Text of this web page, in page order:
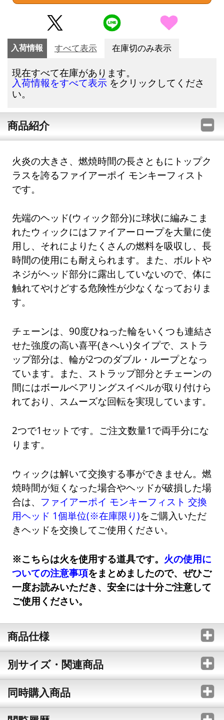
入荷情報 すべて表示 在庫切のみ表示
現在すべて在庫があります。
入荷情報をすべて表示 をクリックしてくださ
い。
商品紹介
火炎の大きさ、燃焼時間の長さともにトップク
ラスを誇るファイアーポイ モンキーフィスト
です。
先端のヘッド(ウィック部分)に球状に編みこま
れたウィックにはファイアーロープを大量に使
用し、それによりたくさんの燃料を吸収し、長
時間の使用にも耐えられます。また、ボルトや
ネジがヘッド部分に露出していないので、体に
触れてやけどする危険性が少なくなっておりま
す。
チェーンは、90度ひねった輪をいくつも連結さ
せた強度の高い喜平(きへい)タイプで、ストラ
ップ部分は、輪が2つのダブル・ループとなっ
ています。また、ストラップ部分とチェーンの
間にはボールベアリングスイベルが取り付けら
れており、スムーズな回転を実現しています。
2つで1セットです。ご注文数量1で両手分にな
ります。
ウィックは解いて交換する事ができません。燃
焼時間が短くなった場合やヘッドが破損した場
合は、 ファイアーポイ モンキーフィスト 交換
用ヘッド 1個単位(※在庫限り)をご購入いただ
きヘッドを交換してご使用ください。
※こちらは火を使用する道具です。 火の使用に
ついての注意事項をまとめましたので、ぜひご
一度お読みいただき、安全には十分ご注意して
ご使用ください。
商品仕様
別サイズ・関連商品
同時購入商品